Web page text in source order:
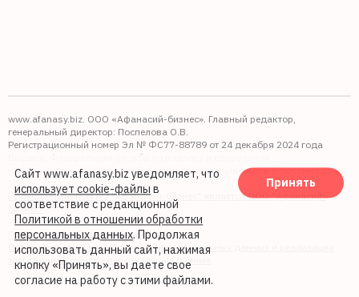
www.afanasy.biz. ООО «Афанасий-бизнес». Главный редактор,
генеральный директор: Поспелова О.В.
Регистрационный номер Эл № ФС77-88789 от 24 декабря 2024 года
Выдано: Федеральная служба по надзору в сфере связи,
информационных технологий и массовых коммуникаций (Роскомнадзор).
Правопреемником АО "Афанасий-бизнес" является ООО "Афанасий-
бизнес"
Политика обработки файлов cookie
Политика в отношении обработки персональных данных и реализации
требований к защите персональных данных
Сайт www.afanasy.biz уведомляет, что
использует cookie-файлы в
соответствие с редакционной
Политикой в отношении обработки
персональных данных. Продолжая
использовать данный сайт, нажимая
кнопку «Принять», вы даете свое
согласие на работу с этими файлами.
Принять